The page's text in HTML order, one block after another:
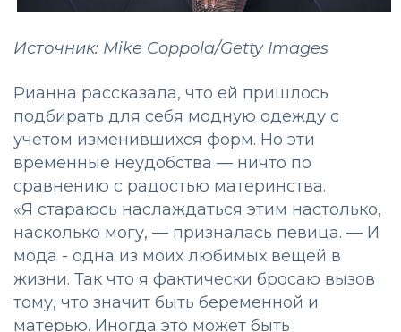
Источник: Mike Coppola/Getty Images
Рианна рассказала, что ей пришлось
подбирать для себя модную одежду с
учетом изменившихся форм. Но эти
временные неудобства — ничто по
сравнению с радостью материнства.
«Я стараюсь наслаждаться этим настолько,
насколько могу, — призналась певица. — И
мода - одна из моих любимых вещей в
жизни. Так что я фактически бросаю вызов
тому, что значит быть беременной и
матерью. Иногда это может быть